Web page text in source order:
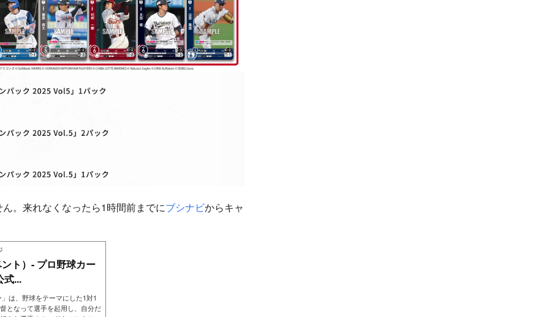
。来れなくなったら1時間前までにブシナビからキャ
ト）- プロ野球カー
式...
は、野球をテーマにした1対1
となって選手を起用し、自分だ